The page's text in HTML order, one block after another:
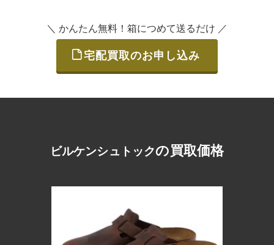
＼ かんたん無料！箱につめて送るだけ ／
宅配買取のお申し込み
ビルケンシュトックの買取価格